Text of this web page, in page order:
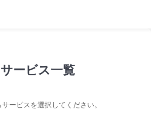
サービス一覧
ービスを選択してください。